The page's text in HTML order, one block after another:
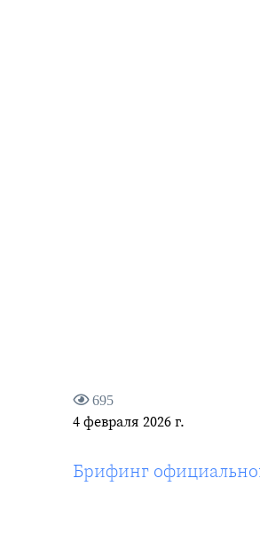
695
4 февраля 2026 г.
Брифинг